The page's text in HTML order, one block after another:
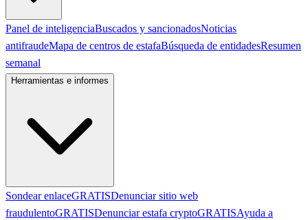
Panel de inteligenciaBuscados y sancionadosNoticias
antifraudeMapa de centros de estafaBúsqueda de entidadesResumen
semanal
Herramientas e informes
Sondear enlaceGRATISDenunciar sitio web
fraudulentoGRATISDenunciar estafa cryptoGRATISAyuda a